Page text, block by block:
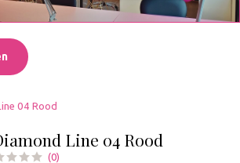
04 Rood
Line 04 Rood
(0)